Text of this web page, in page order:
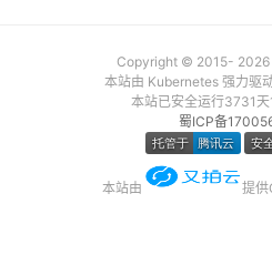
Copyright © 2015- 2026
本站由 Kubernetes 强力驱
本站已安全运行3731
蜀ICP备
本站由 提供